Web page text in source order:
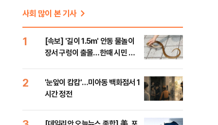
사회 많이 본 기사
1
[속보] '길이 1.5m' 안동 물놀이
장서 구렁이 출몰…한때 시민 대
2
'눈앞이 캄캄'…미아동 백화점서 1
시간 정전